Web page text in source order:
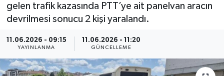
gelen trafik kazasında PTT’ye ait panelvan aracın
devrilmesi sonucu 2 kişi yaralandı.
11.06.2026 - 09:15
YAYINLANMA
11.06.2026 - 11:20
GÜNCELLEME
Son Dakika Haberleri
Haber Arşivi